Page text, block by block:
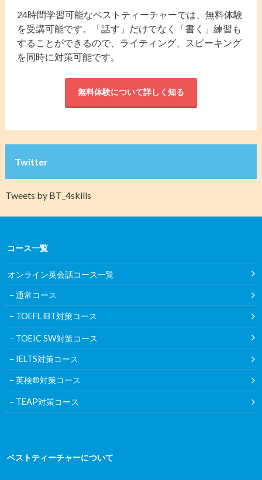
24時間学習可能なベストティーチャーでは、無料体験
を受講可能です。「話す」だけでなく「書く」練習も
することができるので、ライティング、スピーキング
を同時に対策可能です。
無料体験について詳しく知る
Twitter
Tweets by BT_4skills
コース一覧
オンライン英会話コース一覧
通常コース
TOEFL iBT対策コース
TOEIC SW対策コース
IELTS対策コース
英検®対策コース
TEAP対策コース
ベストティーチャーについて